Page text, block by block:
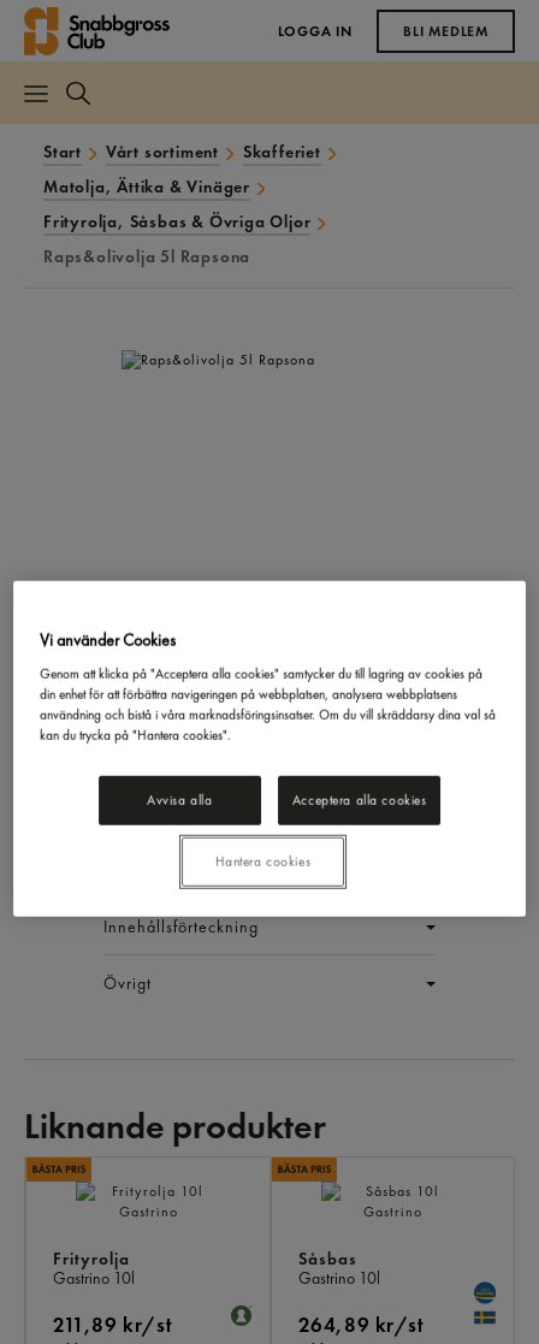
LOGGA IN BLI MEDLEM
Start Vårt sortiment
Skafferiet
Matolja, Ättika & Vinäger
Frityrolja, Såsbas & Övriga Oljor
Raps&olivolja 5l Rapsona
Raps&olivolja
Rapsona
LOGGA IN
Generell produktinfo
Innehållsförteckning
Övrigt
Liknande produkter
Frityrolja
Gastrino 10l
211,89 kr/st
Såsbas
Gastrino 10l
264,89 kr/st
Vi använder Cookies
Genom att klicka på "Acceptera alla cookies" samtycker du till lagring av cookies på
din enhet för att förbättra navigeringen på webbplatsen, analysera webbplatsens
användning och bistå i våra marknadsföringsinsatser. Om du vill skräddarsy dina val så
kan du trycka på "Hantera cookies".
Avvisa alla Acceptera alla cookies
Hantera cookies